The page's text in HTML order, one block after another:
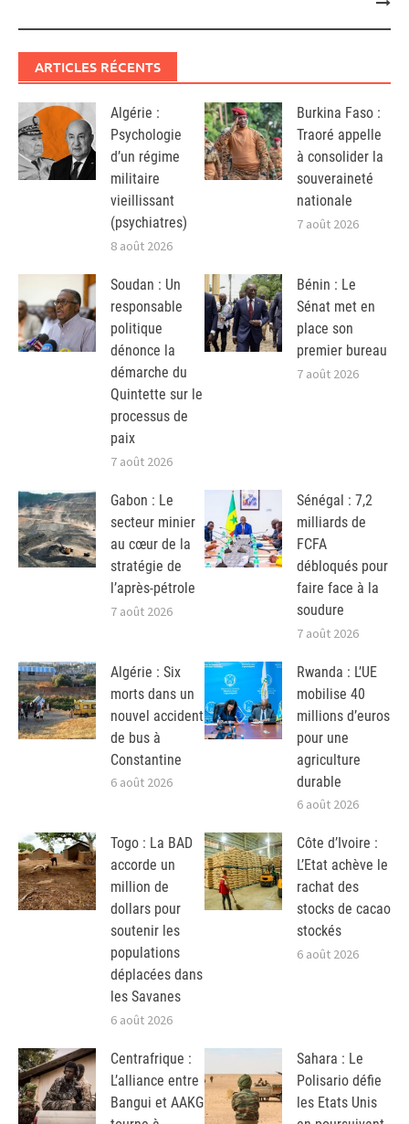
ARTICLES RÉCENTS
Algérie :
Psychologie
d’un régime
militaire
vieillissant
(psychiatres)
8 août 2026
Burkina Faso :
Traoré appelle
à consolider la
souveraineté
nationale
7 août 2026
Soudan : Un
responsable
politique
dénonce la
démarche du
Quintette sur le
processus de
paix
7 août 2026
Bénin : Le
Sénat met en
place son
premier bureau
7 août 2026
Gabon : Le
secteur minier
au cœur de la
stratégie de
l’après-pétrole
7 août 2026
Sénégal : 7,2
milliards de
FCFA
débloqués pour
faire face à la
soudure
7 août 2026
Algérie : Six
morts dans un
nouvel accident
de bus à
Constantine
6 août 2026
Rwanda : L’UE
mobilise 40
millions d’euros
pour une
agriculture
durable
6 août 2026
Togo : La BAD
accorde un
million de
dollars pour
soutenir les
populations
déplacées dans
les Savanes
6 août 2026
Côte d’Ivoire :
L’Etat achève le
rachat des
stocks de cacao
stockés
6 août 2026
Centrafrique :
L’alliance entre
Bangui et AAKG
Sahara : Le
Polisario défie
les Etats Unis